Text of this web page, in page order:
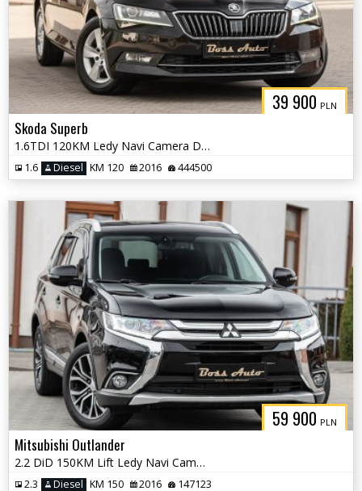
39 900 PLN
Skoda Superb
1.6TDI 120KM Ledy Navi Camera DSG Po Serwisie Bez Wkładu !!!
1.6 Diesel KM 120 2016 444500
59 900 PLN
Mitsubishi Outlander
2.2 DiD 150KM Lift Ledy Navi Camera Automat !! Mały Przebieg !!!
2.3 Diesel KM 150 2016 147123